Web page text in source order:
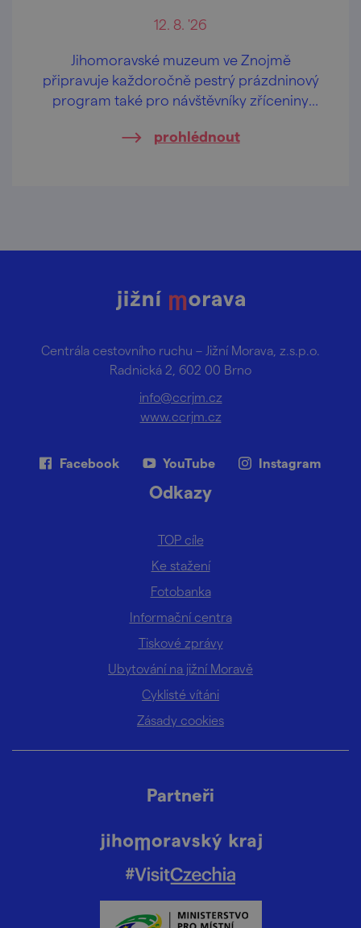
12. 8. '26
Jihomoravské muzeum ve Znojmě
připravuje každoročně pestrý prázdninový
program také pro návštěvníky zříceniny
prohlédnout
Centrála cestovního ruchu – Jižní Morava, z.s.p.o.
Radnická 2, 602 00 Brno
info@ccrjm.cz
www.ccrjm.cz
Facebook YouTube Instagram
Odkazy
TOP cíle
Ke stažení
Fotobanka
Informační centra
Tiskové zprávy
Ubytování na jižní Moravě
Cyklisté vítáni
Zásady cookies
Partneři